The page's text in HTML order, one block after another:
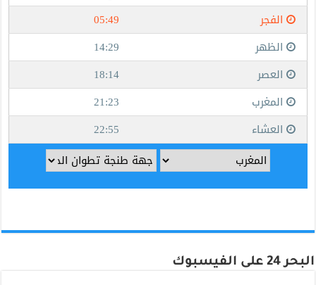
البحر 24 على الفيسبوك